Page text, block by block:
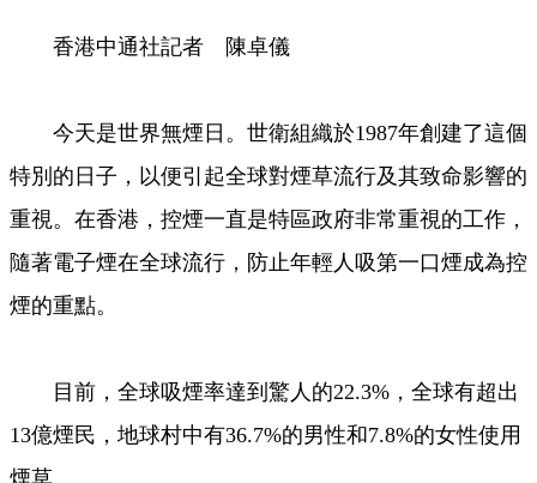
香港中通社記者 陳卓儀
今天是世界無煙日。世衛組織於1987年創建了這個
特別的日子，以便引起全球對煙草流行及其致命影響的
重視。在香港，控煙一直是特區政府非常重視的工作，
隨著電子煙在全球流行，防止年輕人吸第一口煙成為控
煙的重點。
目前，全球吸煙率達到驚人的22.3%，全球有超出
13億煙民，地球村中有36.7%的男性和7.8%的女性使用